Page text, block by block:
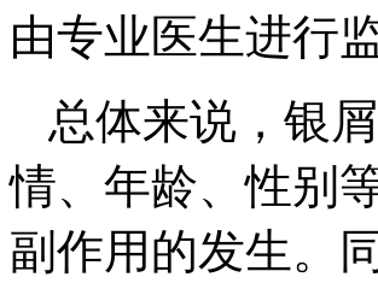
由专业医生进行
总体来说，银
情、年龄、性别
副作用的发生。